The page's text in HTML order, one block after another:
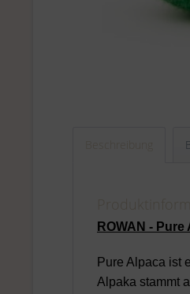
ROWAN - Pure
Pure Alpaca ist
Alpaka stammt